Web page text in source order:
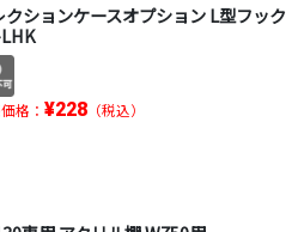
クションケースオプション L型フック
格： ¥228（税込）